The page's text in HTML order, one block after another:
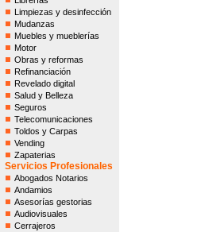
Limpiezas y desinfección
Mudanzas
Muebles y mueblerías
Motor
Obras y reformas
Refinanciación
Revelado digital
Salud y Belleza
Seguros
Telecomunicaciones
Toldos y Carpas
Vending
Zapaterias
Servicios Profesionales
Abogados Notarios
Andamios
Asesorías gestorias
Audiovisuales
Cerrajeros